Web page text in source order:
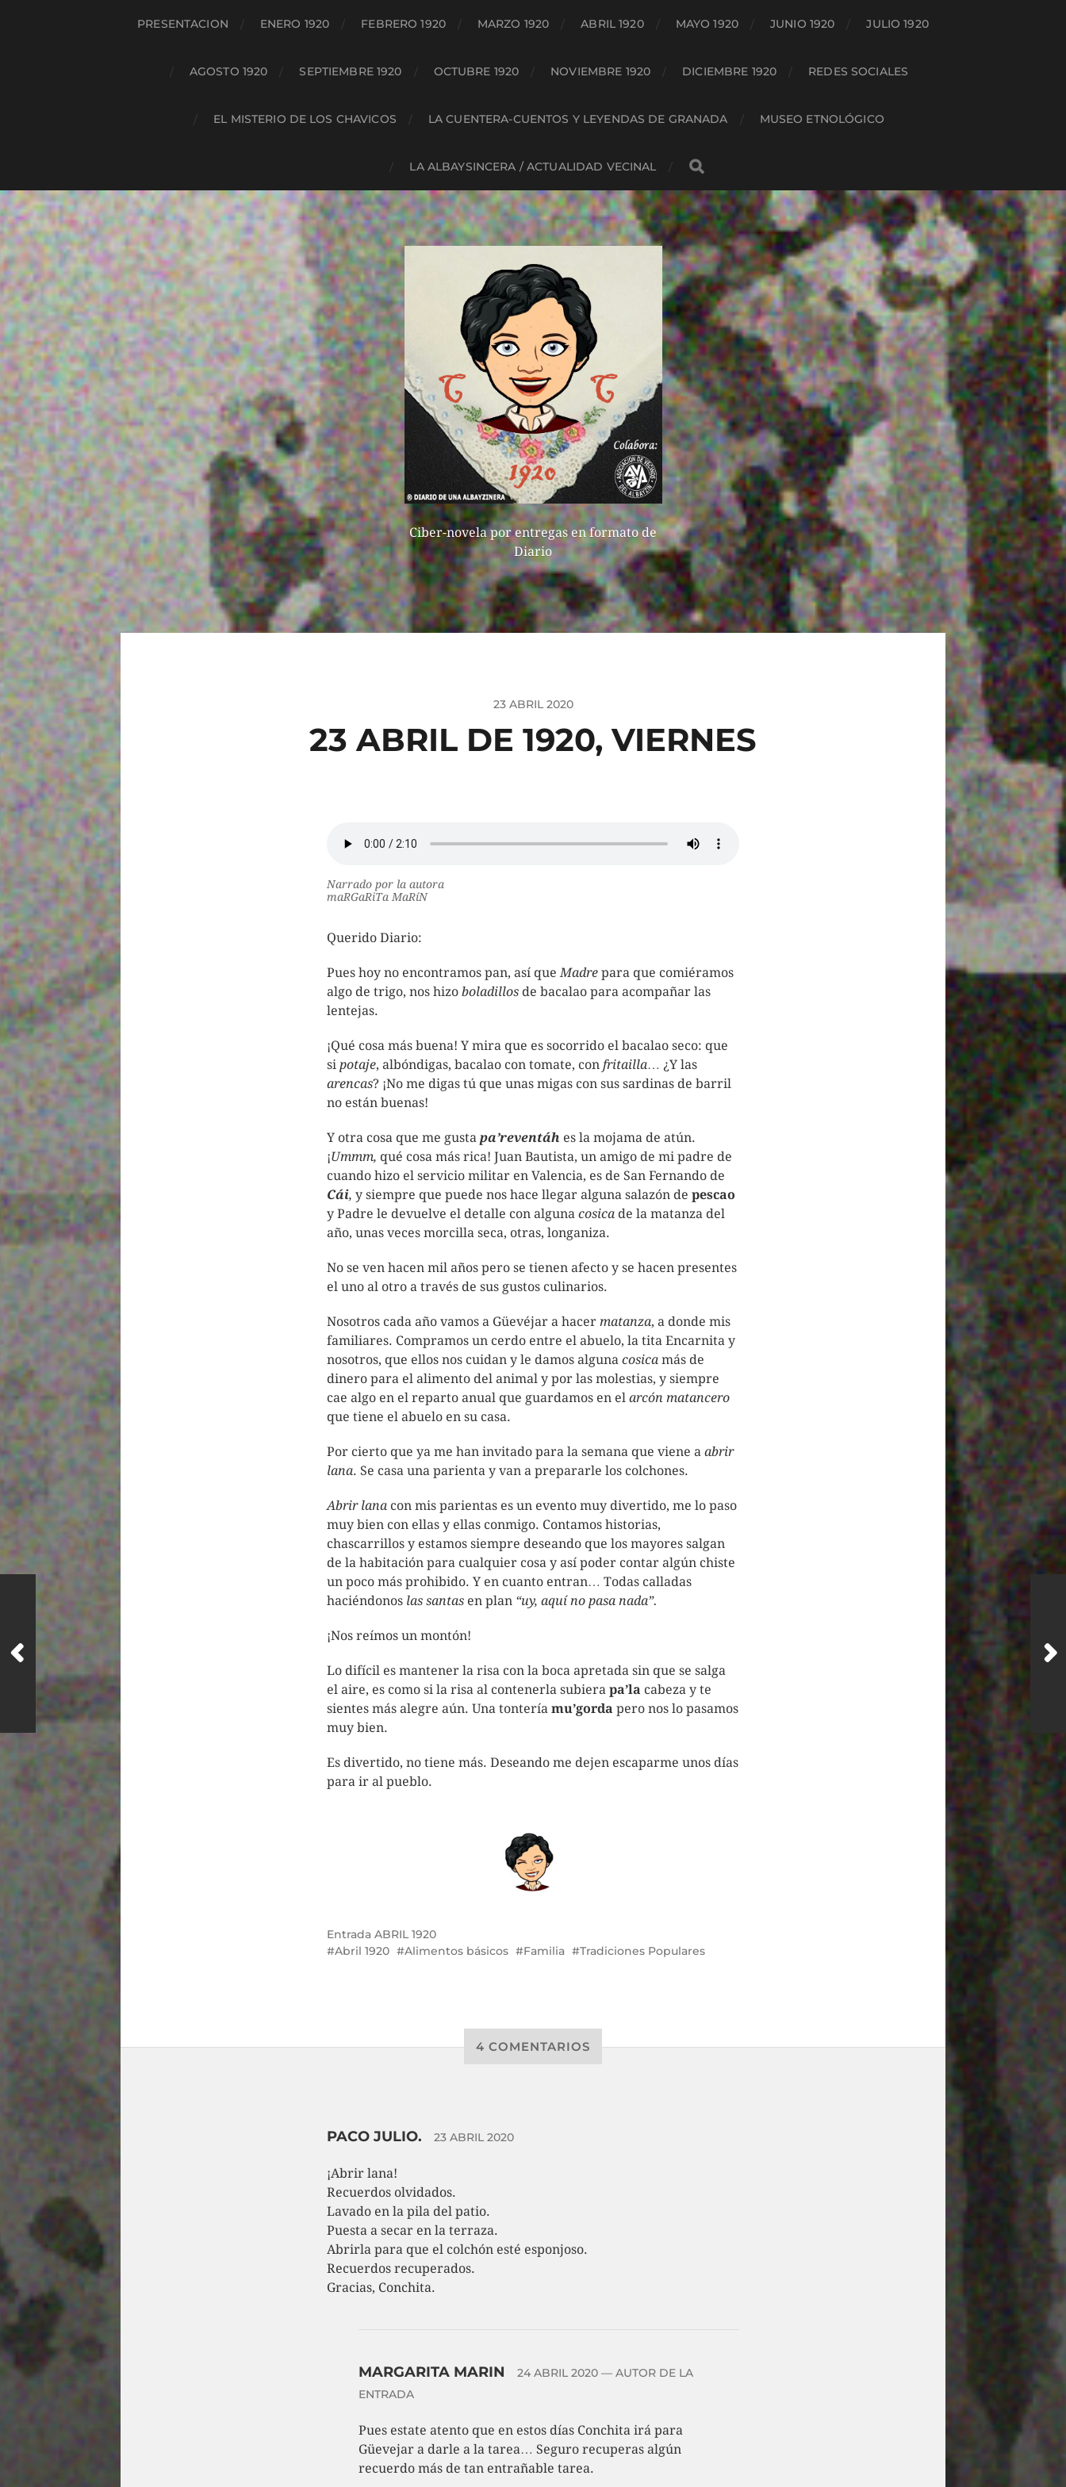
PRESENTACION ENERO 1920 FEBRERO 1920 MARZO 1920 ABRIL 1920 MAYO 1920 JUNIO 1920 JULIO 1920
AGOSTO 1920 SEPTIEMBRE 1920 OCTUBRE 1920 NOVIEMBRE 1920 DICIEMBRE 1920 REDES SOCIALES
EL MISTERIO DE LOS CHAVICOS LA CUENTERA-CUENTOS Y LEYENDAS DE GRANADA MUSEO ETNOLÓGICO
LA ALBAYSINCERA / ACTUALIDAD VECINAL
Ciber-novela por entregas en formato de
Diario
23 ABRIL 2020
23 ABRIL DE 1920, VIERNES
Narrado por la autora
maRGaRiTa MaRíN
Querido Diario:
Pues hoy no encontramos pan, así queMadre para que comiéramos
algo de trigo, nos hizo boladillos de bacalao para acompañar las
lentejas.
¡Qué cosa más buena! Y mira que es socorrido el bacalao seco: que
si potaje, albóndigas, bacalao con tomate, con fritailla… ¿Y las
arencas? ¡No me digas tú que unas migas con sus sardinas de barril
no están buenas!
Y otra cosa que me gusta pa’reventáh es la mojama de atún.
¡Ummm, qué cosa más rica! Juan Bautista, un amigo de mi padre de
cuando hizo el servicio militar en Valencia, es de San Fernando de
Cái, y siempre que puede nos hace llegar alguna salazón de pescao
y Padre le devuelve el detalle con alguna cosica de la matanza del
año, unas veces morcilla seca, otras, longaniza.
No se ven hacen mil años pero se tienen afecto y se hacen presentes
el uno al otro a través de sus gustos culinarios.
Nosotros cada año vamos a Güevéjar a hacer matanza, a donde mis
familiares. Compramos un cerdo entre el abuelo, la tita Encarnita y
nosotros, que ellos nos cuidan y le damos alguna cosica más de
dinero para el alimento del animal y por las molestias, y siempre
cae algo en el reparto anual que guardamos en el arcón matancero
que tiene el abuelo en su casa.
Por cierto que ya me han invitado para la semana que viene a abrir
lana. Se casa una parienta y van a prepararle los colchones.
Abrir lana con mis parientas es un evento muy divertido, me lo paso
muy bien con ellas y ellas conmigo. Contamos historias,
chascarrillos y estamos siempre deseando que los mayores salgan
de la habitación para cualquier cosa y así poder contar algún chiste
un poco más prohibido. Y en cuanto entran… Todas calladas
haciéndonos las santas en plan “uy, aquí no pasa nada”.
¡Nos reímos un montón!
Lo difícil es mantener la risa con la boca apretada sin que se salga
el aire, es como si la risa al contenerla subiera pa’la cabeza y te
sientes más alegre aún. Una tontería mu’gorda pero nos lo pasamos
muy bien.
Es divertido, no tiene más. Deseando me dejen escaparme unos días
para ir al pueblo.
Entrada ABRIL 1920
Abril 1920
Alimentos básicos Familia Tradiciones Populares
4 COMENTARIOS
PACO JULIO. 23 ABRIL 2020
¡Abrir lana!
Recuerdos olvidados.
Lavado en la pila del patio.
Puesta a secar en la terraza.
Abrirla para que el colchón esté esponjoso.
Recuerdos recuperados.
Gracias, Conchita.
MARGARITA MARIN 24 ABRIL 2020 — AUTOR DE LA
ENTRADA
Pues estate atento que en estos días Conchita irá para
Güevejar a darle a la tarea… Seguro recuperas algún
recuerdo más de tan entrañable tarea.